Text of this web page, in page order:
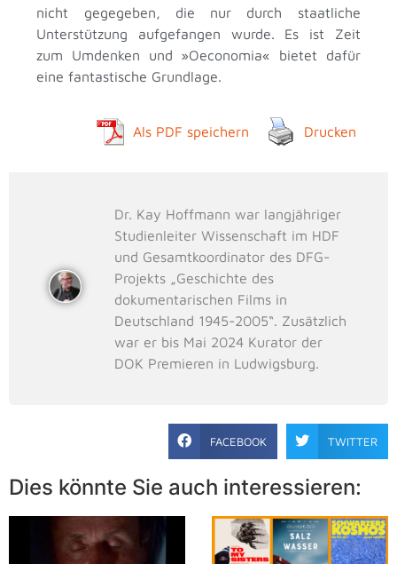
nicht gegegeben, die nur durch staatliche
Unterstützung aufgefangen wurde. Es ist Zeit
zum Umdenken und »Oeconomia« bietet dafür
eine fantastische Grundlage.
Als PDF speichern Drucken
Dr. Kay Hoffmann war langjähriger
Studienleiter Wissenschaft im HDF
und Gesamtkoordinator des DFG-
Projekts „Geschichte des
dokumentarischen Films in
Deutschland 1945-2005“. Zusätzlich
war er bis Mai 2024 Kurator der
DOK Premieren in Ludwigsburg.
FACEBOOK TWITTER
Dies könnte Sie auch interessieren: